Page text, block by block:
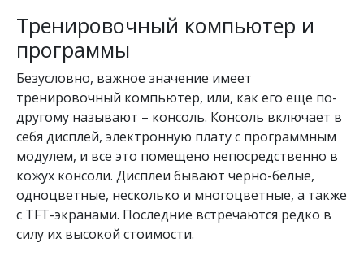
Тренировочный компьютер и
программы
Безусловно, важное значение имеет
тренировочный компьютер, или, как его еще по-
другому называют – консоль. Консоль включает в
себя дисплей, электронную плату с программным
модулем, и все это помещено непосредственно в
кожух консоли. Дисплеи бывают черно-белые,
одноцветные, несколько и многоцветные, а также
с TFT-экранами. Последние встречаются редко в
силу их высокой стоимости.